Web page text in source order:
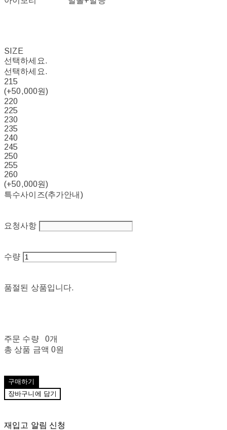
SIZE
선택하세요.
선택하세요.
215
(+50,000원)
220
225
230
235
240
245
250
255
260
(+50,000원)
특수사이즈(추가안내)
요청사항
수량
품절된 상품입니다.
주문 수량
0개
총 상품 금액 0원
구매하기
장바구니에 담기
재입고 알림 신청